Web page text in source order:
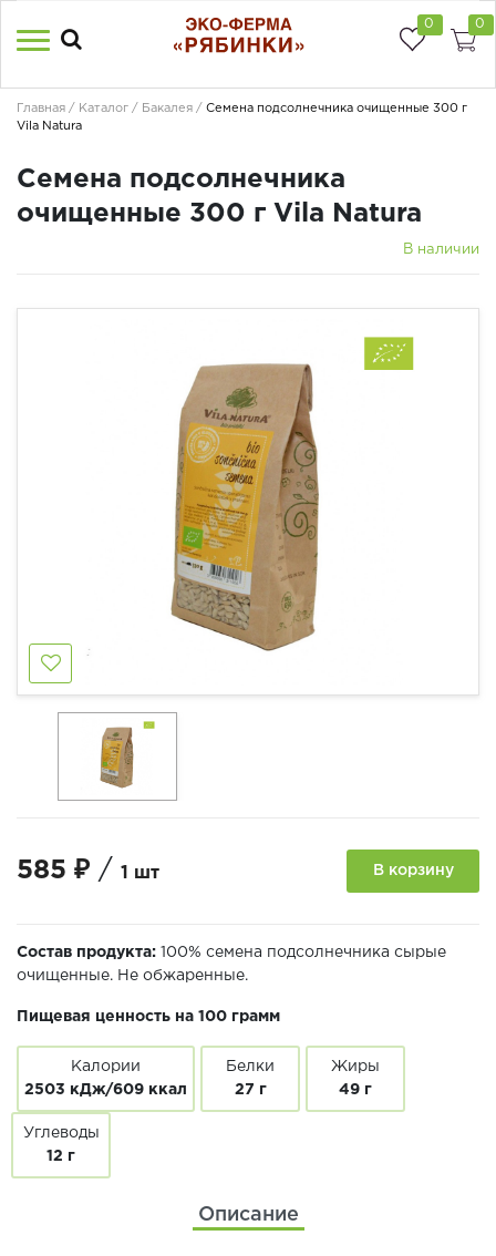
0 0
Главная Каталог Бакалея
Семена подсолнечника очищенные 300 г
Vila Natura
Семена подсолнечника
очищенные 300 г Vila Natura
В наличии
585 ₽ / 1 шт В корзину
Состав продукта: 100% семена подсолнечника сырые
очищенные. Не обжаренные.
Пищевая ценность на 100 грамм
Калории
2503 кДж/609 ккал
Белки
27 г
Жиры
49 г
Углеводы
12 г
Описание